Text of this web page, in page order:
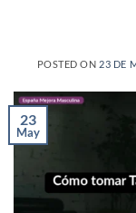
POSTED ON 23 DE
23
May